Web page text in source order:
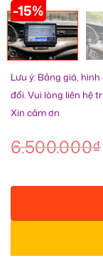
-15%
Lưu ý: Bảng giá,
đổi. Vui lòng liên hệ
Xin cảm ơn
6.500.000₫